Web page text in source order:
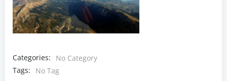
Categories:
No Category
Tags:
No Tag